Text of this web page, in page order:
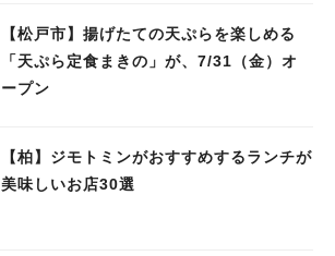
【松戸市】揚げたての天ぷらを楽しめる
「天ぷら定食まきの」が、7/31（金）オ
ープン
【柏】ジモトミンがおすすめするランチが
美味しいお店30選